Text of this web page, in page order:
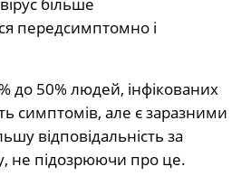
передсимптомно і
до 50% людей, інфікованих
симптомів, але є заразними
відповідальність за
не підозрюючи про це.